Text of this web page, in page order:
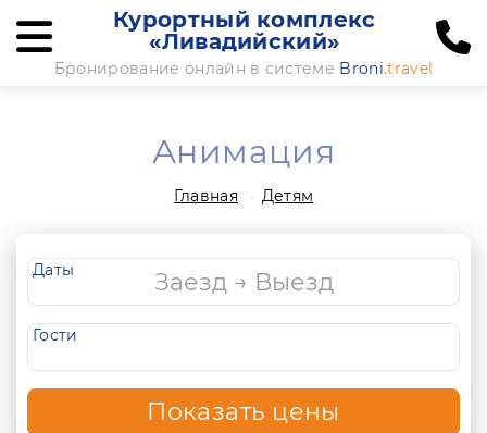
Курортный комплекс
«Ливадийский»
Бронирование онлайн в системе Broni.travel
Анимация
Главная Детям
Даты
Гости
Показать цены